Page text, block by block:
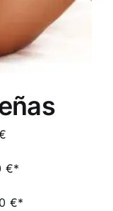
€*
€*